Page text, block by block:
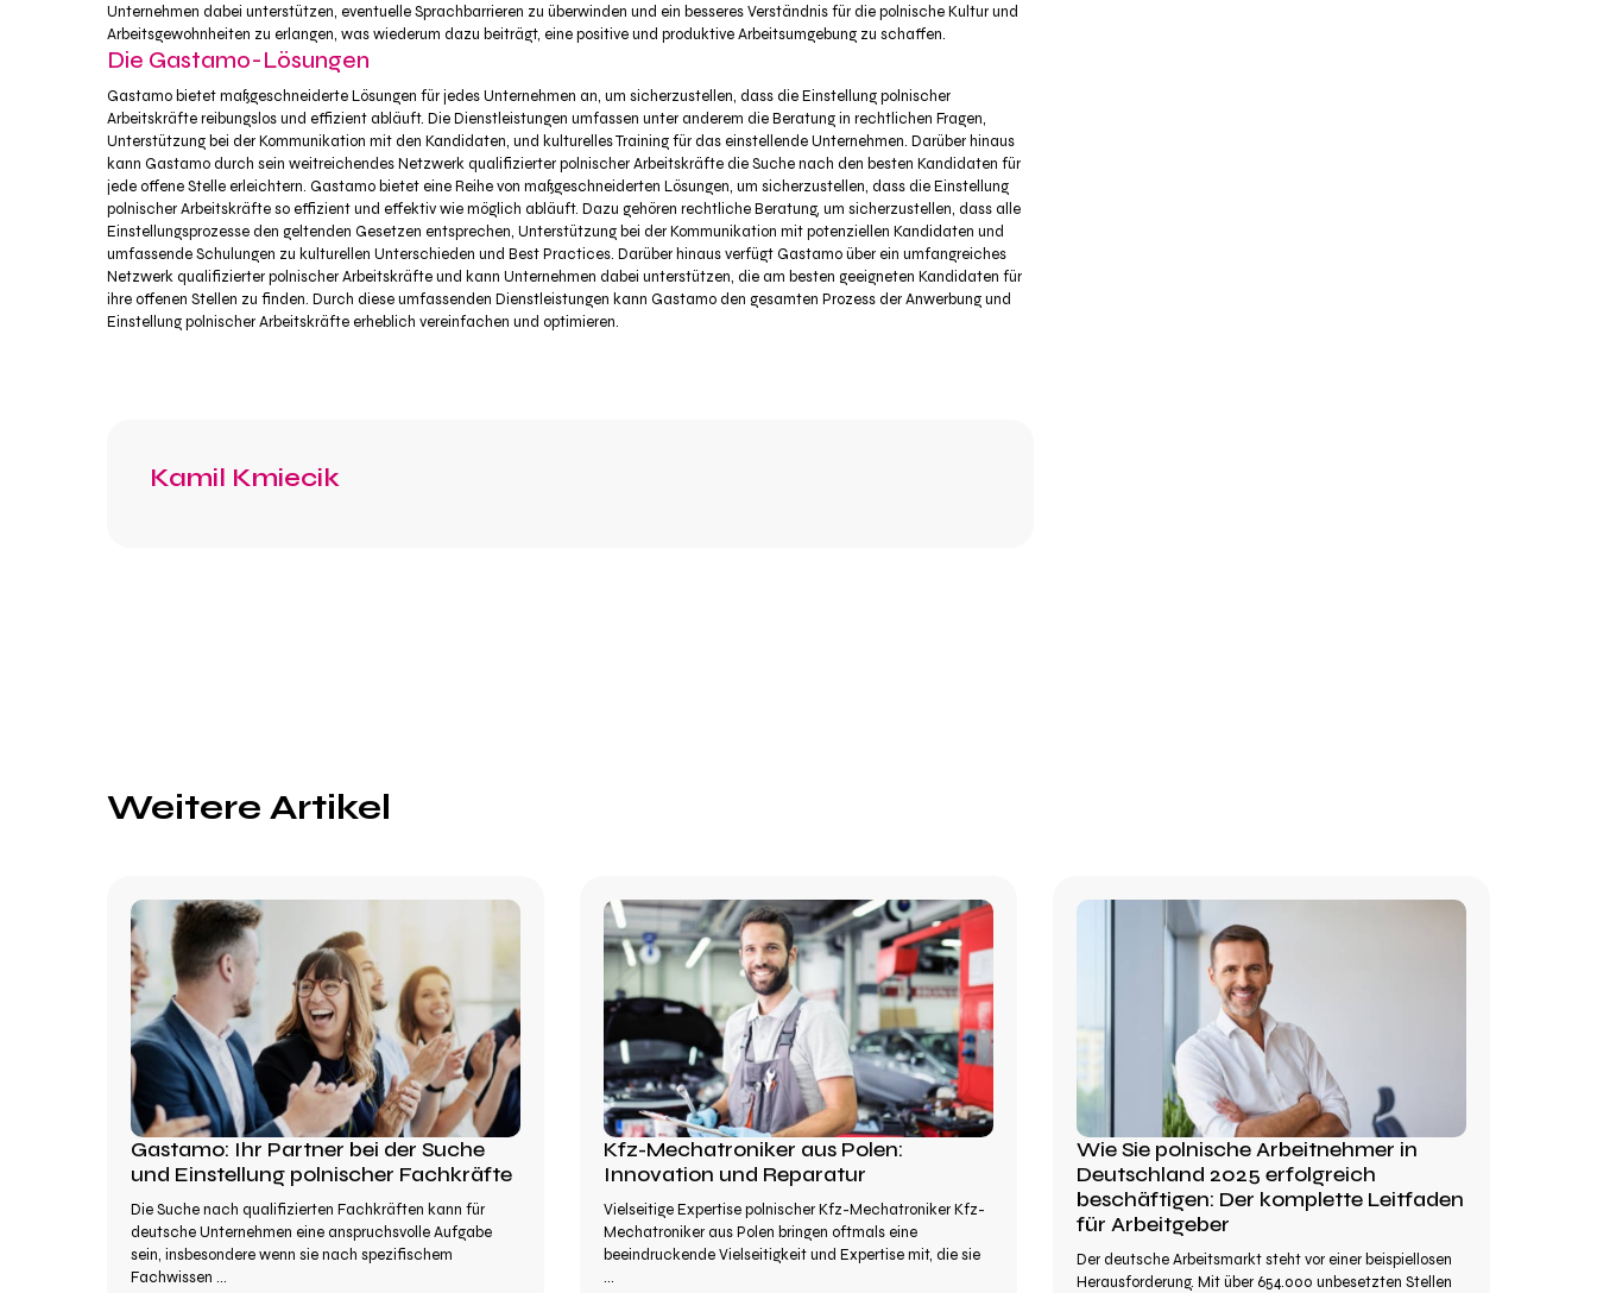
Unternehmen dabei unterstützen, eventuelle Sprachbarrieren zu überwinden und ein besseres Verständnis für die polnische Kultur und
Arbeitsgewohnheiten zu erlangen, was wiederum dazu beiträgt, eine positive und produktive Arbeitsumgebung zu schaffen.
Die Gastamo-Lösungen
Gastamo bietet maßgeschneiderte Lösungen für jedes Unternehmen an, um sicherzustellen, dass die Einstellung polnischer
Arbeitskräfte reibungslos und effizient abläuft. Die Dienstleistungen umfassen unter anderem die Beratung in rechtlichen Fragen,
Unterstützung bei der Kommunikation mit den Kandidaten, und kulturelles Training für das einstellende Unternehmen. Darüber hinaus
kann Gastamo durch sein weitreichendes Netzwerk qualifizierter polnischer Arbeitskräfte die Suche nach den besten Kandidaten für
jede offene Stelle erleichtern. Gastamo bietet eine Reihe von maßgeschneiderten Lösungen, um sicherzustellen, dass die Einstellung
polnischer Arbeitskräfte so effizient und effektiv wie möglich abläuft. Dazu gehören rechtliche Beratung, um sicherzustellen, dass alle
Einstellungsprozesse den geltenden Gesetzen entsprechen, Unterstützung bei der Kommunikation mit potenziellen Kandidaten und
umfassende Schulungen zu kulturellen Unterschieden und Best Practices. Darüber hinaus verfügt Gastamo über ein umfangreiches
Netzwerk qualifizierter polnischer Arbeitskräfte und kann Unternehmen dabei unterstützen, die am besten geeigneten Kandidaten für
ihre offenen Stellen zu finden. Durch diese umfassenden Dienstleistungen kann Gastamo den gesamten Prozess der Anwerbung und
Einstellung polnischer Arbeitskräfte erheblich vereinfachen und optimieren.
Kamil Kmiecik
Weitere Artikel
Gastamo: Ihr Partner bei der Suche
und Einstellung polnischer Fachkräfte
Die Suche nach qualifizierten Fachkräften kann für
deutsche Unternehmen eine anspruchsvolle Aufgabe
sein, insbesondere wenn sie nach spezifischem
Fachwissen ...
Kfz-Mechatroniker aus Polen:
Innovation und Reparatur
Vielseitige Expertise polnischer Kfz-Mechatroniker Kfz-
Mechatroniker aus Polen bringen oftmals eine
beeindruckende Vielseitigkeit und Expertise mit, die sie
...
Wie Sie polnische Arbeitnehmer in
Deutschland 2025 erfolgreich
beschäftigen: Der komplette Leitfaden
für Arbeitgeber
Der deutsche Arbeitsmarkt steht vor einer beispiellosen
Herausforderung. Mit über 654.000 unbesetzten Stellen